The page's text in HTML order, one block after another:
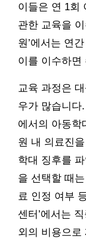
이들은 연 1회
관한 교육을
원’에서는 연
이를 이수하면
교육 과정은
우가 많습니다
에서의 아동학
원 내 의료진
학대 징후를
을 선택할 때
료 인정 여부
센터’에서는
외의 비용으로